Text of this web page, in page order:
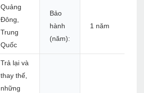
Quảng
Đông,
Trung
Quốc
Bảo
hành
(năm):
1 năm
Trả lại và
thay thế,
những